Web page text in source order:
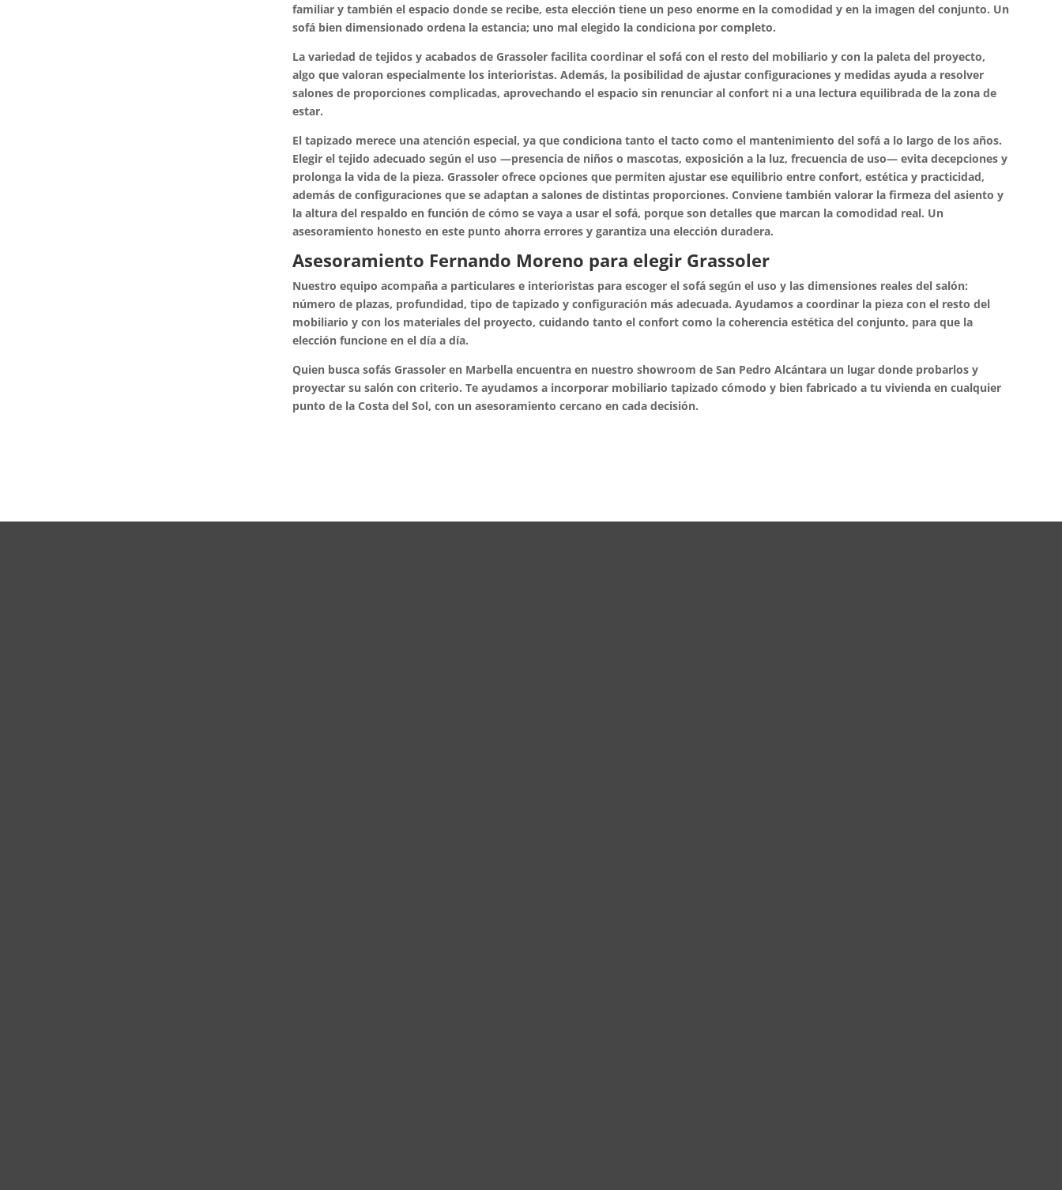
familiar y también el espacio donde se recibe, esta elección tiene un peso enorme en la comodidad y en la imagen del conjunto. Un
sofá bien dimensionado ordena la estancia; uno mal elegido la condiciona por completo.
La variedad de tejidos y acabados de Grassoler facilita coordinar el sofá con el resto del mobiliario y con la paleta del proyecto,
algo que valoran especialmente los interioristas. Además, la posibilidad de ajustar configuraciones y medidas ayuda a resolver
salones de proporciones complicadas, aprovechando el espacio sin renunciar al confort ni a una lectura equilibrada de la zona de
estar.
El tapizado merece una atención especial, ya que condiciona tanto el tacto como el mantenimiento del sofá a lo largo de los años.
Elegir el tejido adecuado según el uso —presencia de niños o mascotas, exposición a la luz, frecuencia de uso— evita decepciones y
prolonga la vida de la pieza. Grassoler ofrece opciones que permiten ajustar ese equilibrio entre confort, estética y practicidad,
además de configuraciones que se adaptan a salones de distintas proporciones. Conviene también valorar la firmeza del asiento y
la altura del respaldo en función de cómo se vaya a usar el sofá, porque son detalles que marcan la comodidad real. Un
asesoramiento honesto en este punto ahorra errores y garantiza una elección duradera.
Asesoramiento Fernando Moreno para elegir Grassoler
Nuestro equipo acompaña a particulares e interioristas para escoger el sofá según el uso y las dimensiones reales del salón:
número de plazas, profundidad, tipo de tapizado y configuración más adecuada. Ayudamos a coordinar la pieza con el resto del
mobiliario y con los materiales del proyecto, cuidando tanto el confort como la coherencia estética del conjunto, para que la
elección funcione en el día a día.
Quien busca sofás Grassoler en Marbella encuentra en nuestro showroom de San Pedro Alcántara un lugar donde probarlos y
proyectar su salón con criterio. Te ayudamos a incorporar mobiliario tapizado cómodo y bien fabricado a tu vivienda en cualquier
punto de la Costa del Sol, con un asesoramiento cercano en cada decisión.